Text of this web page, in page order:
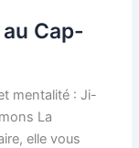
Cap-
mentalité : Ji-
La
elle vous